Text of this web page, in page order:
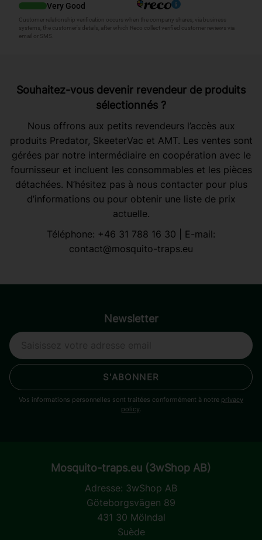
Souhaitez-vous devenir revendeur de produits
sélectionnés ?
Nous offrons aux petits revendeurs l’accès aux
produits Predator, SkeeterVac et AMT. Les ventes sont
gérées par notre intermédiaire en coopération avec le
fournisseur et incluent les consommables et les pièces
détachées. N’hésitez pas à nous contacter pour plus
d’informations ou pour obtenir une liste de prix
actuelle.
Téléphone: +46 31 788 16 30 | E-mail:
contact@mosquito-traps.eu
Newsletter
S'ABONNER
Vos informations personnelles sont traitées conformément à notre privacy
policy.
Mosquito-traps.eu (3wShop AB)
Adresse: 3wShop AB
Göteborgsvägen 89
431 30 Mölndal
Suède